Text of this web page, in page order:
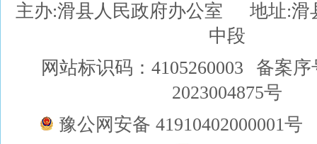
主办:滑县人民政府办公室
地址:滑
中段
网站标识码：4105260003
备案序
2023004875号
豫公网安备 41910402000001号